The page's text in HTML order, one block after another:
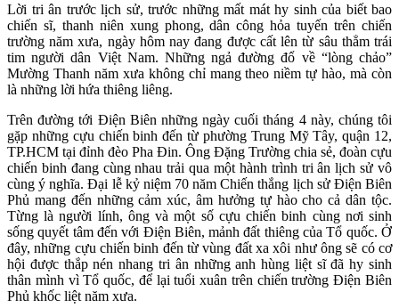
Lời tri ân trước lịch sử, trước những mất mát hy sinh của biết bao
chiến sĩ, thanh niên xung phong, dân công hỏa tuyến trên chiến
trường năm xưa, ngày hôm nay đang được cất lên từ sâu thẳm trái
tim người dân Việt Nam. Những ngả đường đổ về “lòng chảo”
Mường Thanh năm xưa không chỉ mang theo niềm tự hào, mà còn
là những lời hứa thiêng liêng.
Trên đường tới Điện Biên những ngày cuối tháng 4 này, chúng tôi
gặp những cựu chiến binh đến từ phường Trung Mỹ Tây, quận 12,
TP.HCM tại đỉnh đèo Pha Đin. Ông Đặng Trường chia sẻ, đoàn cựu
chiến binh đang cùng nhau trải qua một hành trình tri ân lịch sử vô
cùng ý nghĩa. Đại lễ kỷ niệm 70 năm Chiến thắng lịch sử Điện Biên
Phủ mang đến những cảm xúc, âm hưởng tự hào cho cả dân tộc.
Từng là người lính, ông và một số cựu chiến binh cùng nơi sinh
sống quyết tâm đến với Điện Biên, mảnh đất thiêng của Tổ quốc. Ở
đây, những cựu chiến binh đến từ vùng đất xa xôi như ông sẽ có cơ
hội được thắp nén nhang tri ân những anh hùng liệt sĩ đã hy sinh
thân mình vì Tổ quốc, để lại tuổi xuân trên chiến trường Điện Biên
Phủ khốc liệt năm xưa.